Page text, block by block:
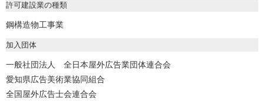
許可建設業の種類
鋼構造物工事業
加入団体
一般社団法人 全日本屋外広告業団体連合会
愛知県広告美術業協同組合
全国屋外広告士会連合会